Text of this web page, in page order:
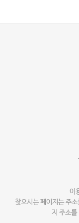
이
찾으시는 페이지는 주
지 주소를